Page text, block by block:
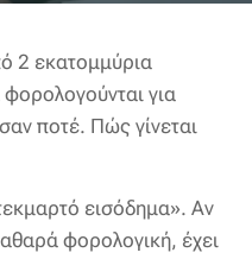
2 εκατομμύρια
για
ποτέ. Πώς γίνεται
εισόδημα». Αν
φορολογική, έχει